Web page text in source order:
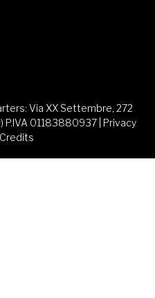
Via XX Settembre, 272
01183880937 | Privacy
Credits